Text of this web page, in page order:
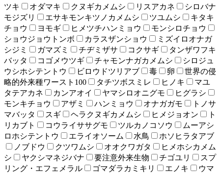
ツキ
オダマキ クヌギカメムシ リスアカネ
シロバナ
モジズリ
エサキモンキツノカメムシ ツユムシ
キタキ
チョウ
ヨモギ ヒメツチハンミョウ
モンシロチョウ
ショウジョウトンボ
カラスザンショウ
ミズイロオナガ
シジミ
ガマズミ チヂミザサ コクサギ
タンザワフキ
バッタ
コゴメウツギ チャモンナガカメムシ
シロジュ
ウシホシテントウ
ビロウドツリアブ 毒 卵
世界の侵
略的外来種ワースト100
タチツボスミレ ヒノキ
マユ
タテアカネ
カンアオイ ヤマシロオニグモ
ヒグラシ
モンキチョウ
アザミ ハンミョウ オナガガモ
トノサ
マバッタ
スギ ヘラクヌギカメムシ ヒメジョオン
ト
リカブト
コウライササグモ ツルカノコソウ
ムーアシ
ロホシテントウ
エライオソーム 水鳥
ホソヒラタアブ
ノブドウ
クツワムシ オオクワガタ
ヒメホシカメム
シ
ヤクシマネジバナ 要注意外来生物 チゴユリ
スプ
リング・エフェメラル
ゴマダラカミキリ エノキ
ウマ